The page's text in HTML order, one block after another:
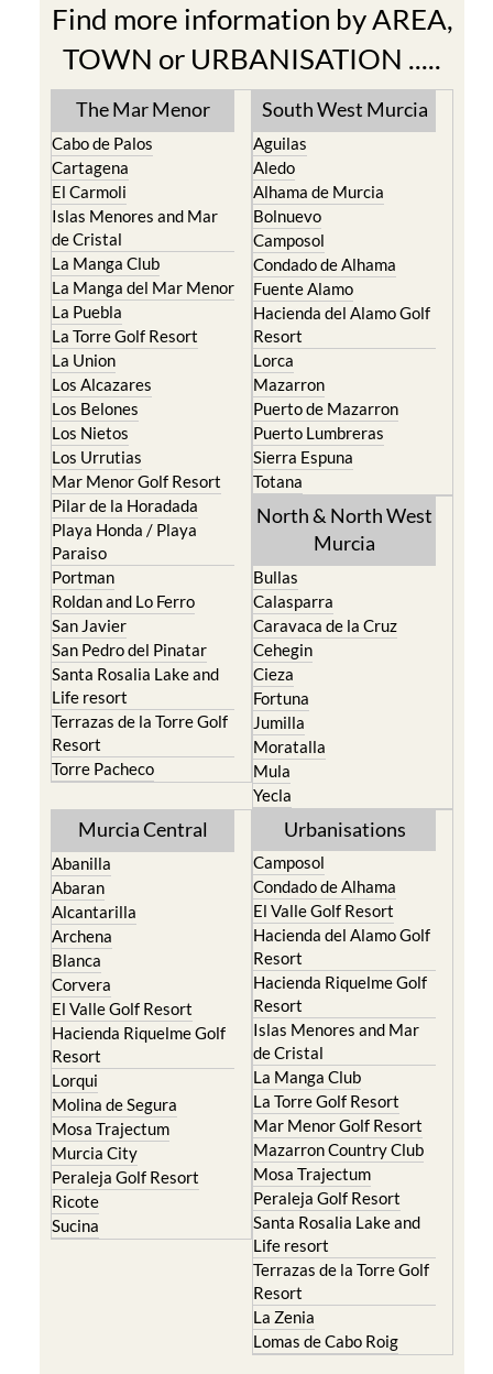
Find more information by AREA,
TOWN or URBANISATION .....
The Mar Menor
Cabo de Palos
Cartagena
El Carmoli
Islas Menores and Mar
de Cristal
La Manga Club
La Manga del Mar Menor
La Puebla
La Torre Golf Resort
La Union
Los Alcazares
Los Belones
Los Nietos
Los Urrutias
Mar Menor Golf Resort
Pilar de la Horadada
Playa Honda / Playa
Paraiso
Portman
Roldan and Lo Ferro
San Javier
San Pedro del Pinatar
Santa Rosalia Lake and
Life resort
Terrazas de la Torre Golf
Resort
Torre Pacheco
South West Murcia
Aguilas
Aledo
Alhama de Murcia
Bolnuevo
Camposol
Condado de Alhama
Fuente Alamo
Hacienda del Alamo Golf
Resort
Lorca
Mazarron
Puerto de Mazarron
Puerto Lumbreras
Sierra Espuna
Totana
North & North West
Murcia
Bullas
Calasparra
Caravaca de la Cruz
Cehegin
Cieza
Fortuna
Jumilla
Moratalla
Mula
Yecla
Murcia Central
Abanilla
Abaran
Alcantarilla
Archena
Blanca
Corvera
El Valle Golf Resort
Hacienda Riquelme Golf
Resort
Lorqui
Molina de Segura
Mosa Trajectum
Murcia City
Peraleja Golf Resort
Ricote
Sucina
Urbanisations
Camposol
Condado de Alhama
El Valle Golf Resort
Hacienda del Alamo Golf
Resort
Hacienda Riquelme Golf
Resort
Islas Menores and Mar
de Cristal
La Manga Club
La Torre Golf Resort
Mar Menor Golf Resort
Mazarron Country Club
Mosa Trajectum
Peraleja Golf Resort
Santa Rosalia Lake and
Life resort
Terrazas de la Torre Golf
Resort
La Zenia
Lomas de Cabo Roig